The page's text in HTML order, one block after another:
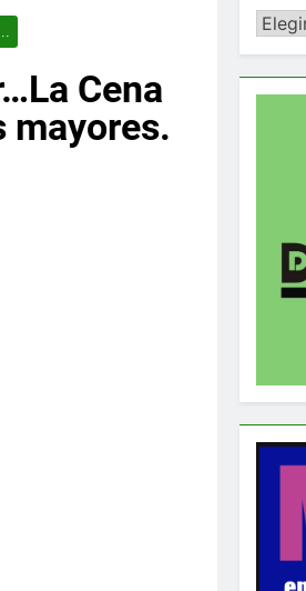
Cena
mayores.